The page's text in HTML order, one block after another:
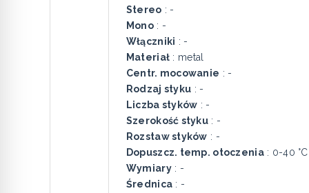
Stereo : -
Mono: -
Włączniki : -
Materiał : metal
Centr. mocowanie : -
Rodzaj styku : -
Liczba styków : -
Szerokość styku : -
Rozstaw styków : -
Dopuszcz. temp. otoczenia: 0-40 °C
Wymiary: -
Średnica : -